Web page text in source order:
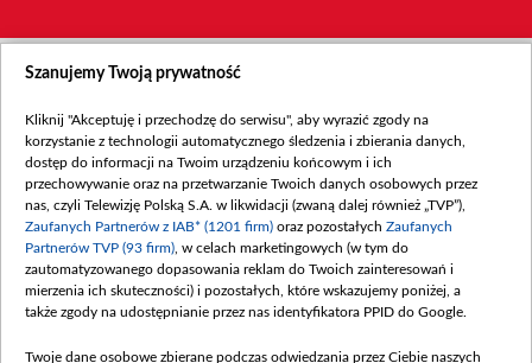
Szanujemy Twoją prywatność
Kliknij "Akceptuję i przechodzę do serwisu", aby wyrazić zgody na
korzystanie z technologii automatycznego śledzenia i zbierania danych,
dostęp do informacji na Twoim urządzeniu końcowym i ich
przechowywanie oraz na przetwarzanie Twoich danych osobowych przez
nas, czyli Telewizję Polską S.A. w likwidacji (zwaną dalej również „TVP”),
Zaufanych Partnerów z IAB* (1201 firm) oraz pozostałych Zaufanych
Partnerów TVP (93 firm) , w celach marketingowych (w tym do
zautomatyzowanego dopasowania reklam do Twoich zainteresowań i
mierzenia ich skuteczności) i pozostałych, które wskazujemy poniżej, a
także zgody na udostępnianie przez nas identyfikatora PPID do Google.
Twoje dane osobowe zbierane podczas odwiedzania przez Ciebie naszych